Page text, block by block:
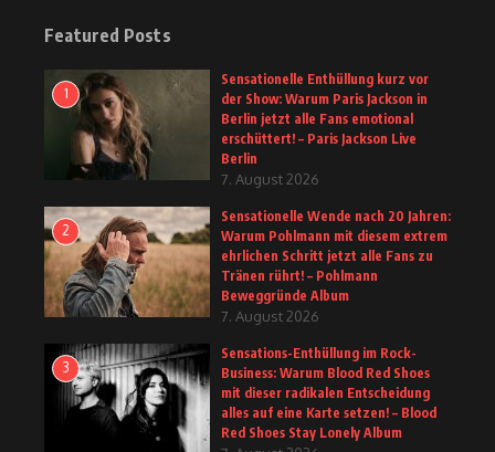
Featured Posts
1
Sensationelle Enthüllung kurz vor
der Show: Warum Paris Jackson in
Berlin jetzt alle Fans emotional
erschüttert! – Paris Jackson Live
Berlin
7. August 2026
2
Sensationelle Wende nach 20 Jahren:
Warum Pohlmann mit diesem extrem
ehrlichen Schritt jetzt alle Fans zu
Tränen rührt! – Pohlmann
Beweggründe Album
7. August 2026
3
Sensations-Enthüllung im Rock-
Business: Warum Blood Red Shoes
mit dieser radikalen Entscheidung
alles auf eine Karte setzen! – Blood
Red Shoes Stay Lonely Album